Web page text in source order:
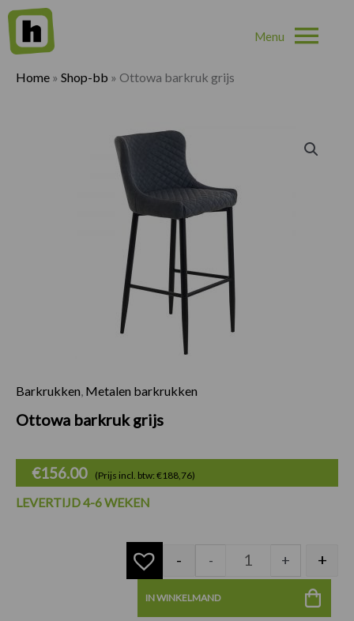
Home » Shop-bb » Ottowa barkruk grijs
Barkrukken Metalen barkrukken
Ottowa barkruk grijs
€156.00 (Prijs incl. btw: €188,76)
LEVERTIJD 4-6 WEKEN
- - + +
IN WINKELMAND